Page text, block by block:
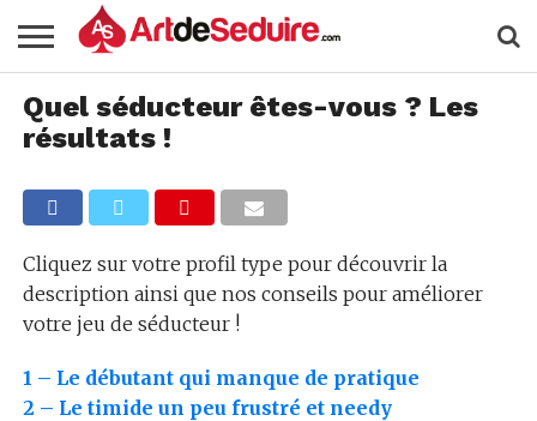
Quel séducteur êtes-vous ? Les
résultats !
Cliquez sur votre profil type pour découvrir la
description ainsi que nos conseils pour améliorer
votre jeu de séducteur !
1 – Le débutant qui manque de pratique
2 – Le timide un peu frustré et needy